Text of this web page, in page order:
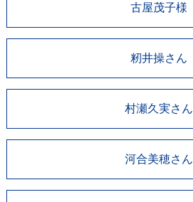
古屋茂子様
籾井操さん
村瀬久実さん
河合美穂さん